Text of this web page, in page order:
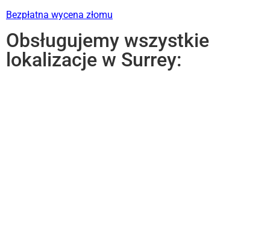
Bezpłatna wycena złomu
Obsługujemy wszystkie
lokalizacje w Surrey: